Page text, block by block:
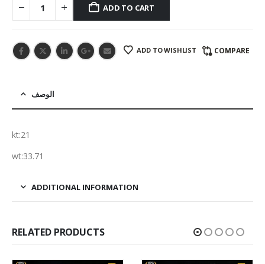
ADD TO CART
ADD TO WISHLIST COMPARE
الوصف
kt:21
wt:33.71
ADDITIONAL INFORMATION
RELATED PRODUCTS